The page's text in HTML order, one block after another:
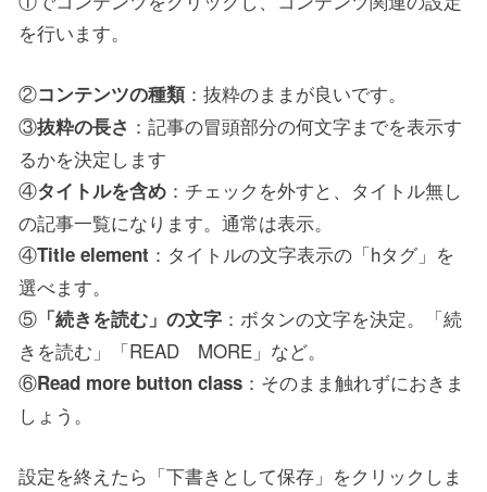
を行います。
②コンテンツの種類：抜粋のままが良いです。
③抜粋の長さ ：記事の冒頭部分の何文字までを表示す
るかを決定します
④タイトルを含め ：チェックを外すと、タイトル無し
の記事一覧になります。通常は表示。
④Title element ：タイトルの文字表示の「hタグ」を
選べます。
⑤ 「続きを読む」の文字 ：ボタンの文字を決定。「続
きを読む」「READ MORE」など。
⑥Read more button class ：そのまま触れずにおきま
しょう。
設定を終えたら「下書きとして保存」をクリックしま